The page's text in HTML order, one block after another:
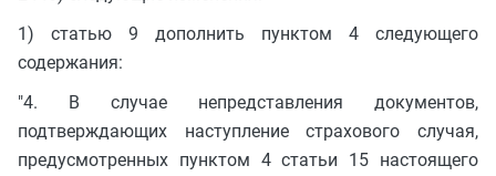
1) статью 9 дополнить пунктом 4 следующего
содержания:
"4. В случае непредставления документов,
подтверждающих наступление страхового случая,
предусмотренных пунктом 4 статьи 15 настоящего